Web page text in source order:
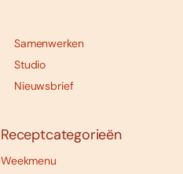
Samenwerken
Studio
Nieuwsbrief
Receptcategorieën
Weekmenu